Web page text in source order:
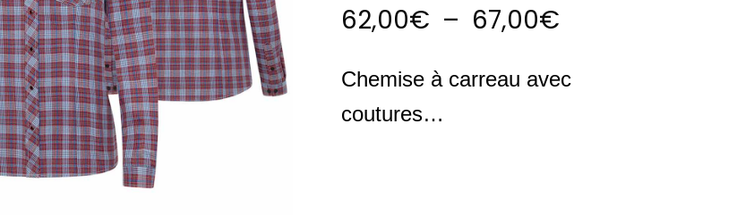
62,00€ – 67,00€Plage de prix :
Chemise à carreau avec
coutures…